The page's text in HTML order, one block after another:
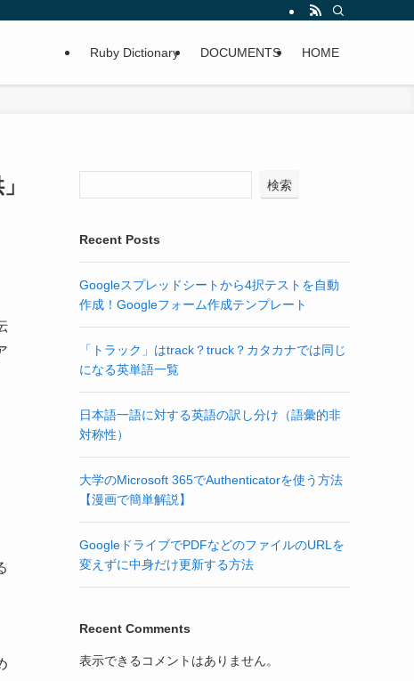
Ruby Dictionary DOCUMENTS HOME
検索
Recent Posts
Googleスプレッドシートから4択テストを自動
作成！Googleフォーム作成テンプレート
「トラック」はtrack？truck？カタカナでは同じ
になる英単語一覧
日本語一語に対する英語の訳し分け（語彙的非
対称性）
大学のMicrosoft 365でAuthenticatorを使う方法
【漫画で簡単解説】
GoogleドライブでPDFなどのファイルのURLを
変えずに中身だけ更新する方法
Recent Comments
表示できるコメントはありません。